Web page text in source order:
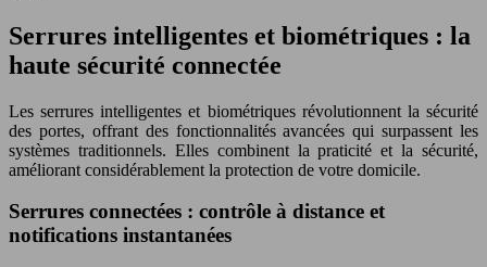
Serrures intelligentes et biométriques : la
haute sécurité connectée
Les serrures intelligentes et biométriques révolutionnent la sécurité
des portes, offrant des fonctionnalités avancées qui surpassent les
systèmes traditionnels. Elles combinent la praticité et la sécurité,
améliorant considérablement la protection de votre domicile.
Serrures connectées : contrôle à distance et
notifications instantanées